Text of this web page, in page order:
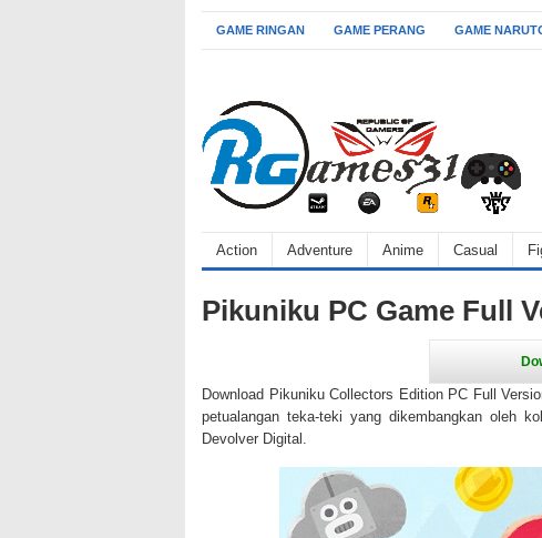
GAME RINGAN GAME PERANG GAME
Action Adventure Anime Casual
Pikuniku PC Game Full
Download Pikuniku Collectors Edition PC Full
petualangan teka-teki yang dikembangkan oleh
Devolver Digital.